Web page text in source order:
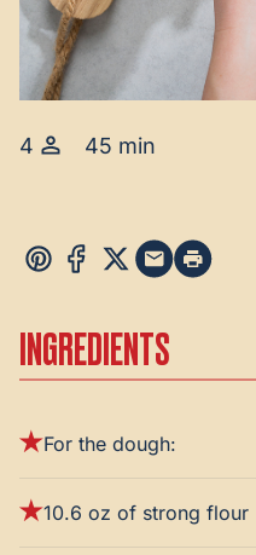
4 45 min
INGREDIENTS
For the dough:
10.6 oz of strong flour